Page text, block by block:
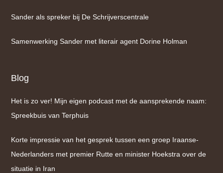
Sander als spreker bij De Schrijverscentrale
Samenwerking Sander met literair agent Dorine Holman
Blog
Het is zo ver! Mijn eigen podcast met de aansprekende naam:
Spreekbuis van Terphuis
Korte impressie van het gesprek tussen een groep Iraanse-
Nederlanders met premier Rutte en minister Hoekstra over de
situatie in Iran